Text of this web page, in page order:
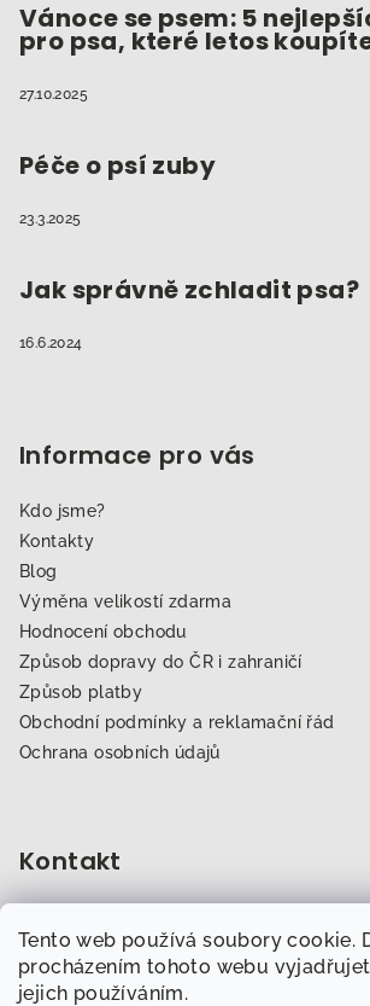
Tento web používá soubory cookie.
procházením tohoto webu
jejich používáním.
Vánoce se psem: 5
pro psa, které letos
27.10.2025
Péče o psí zuby
23.3.2025
Jak správně zchladit psa?
16.6.2024
Informace pro vás
Kdo jsme?
Kontakty
Blog
Výměna velikostí zdarma
Hodnocení obchodu
Způsob dopravy do ČR i zahraničí
Způsob platby
Obchodní podmínky a reklamační řád
Ochrana osobních údajů
Kontakt
702 007 759